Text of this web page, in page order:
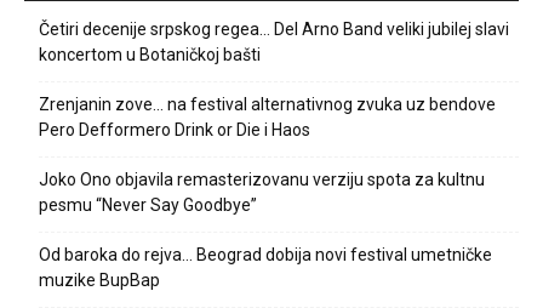
Četiri decenije srpskog regea… Del Arno Band veliki jubilej slavi
koncertom u Botaničkoj bašti
Zrenjanin zove… na festival alternativnog zvuka uz bendove
Pero Defformero Drink or Die i Haos
Joko Ono objavila remasterizovanu verziju spota za kultnu
pesmu “Never Say Goodbye”
Od baroka do rejva… Beograd dobija novi festival umetničke
muzike BupBap